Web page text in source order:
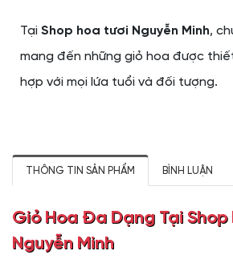
Tại Shop hoa tươi Nguyễn Minh,
mang đến những giỏ hoa được
hợp với mọi lứa tuổi và đối tượng.
THÔNG TIN SẢN PHẨM BÌNH LUẬN
Giỏ Hoa Đa Dạng Tại
Nguyễn Minh